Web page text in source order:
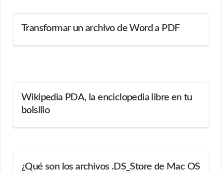
Transformar un archivo de Word a PDF
Wikipedia PDA, la enciclopedia libre en tu
bolsillo
¿Qué son los archivos .DS_Store de Mac OS